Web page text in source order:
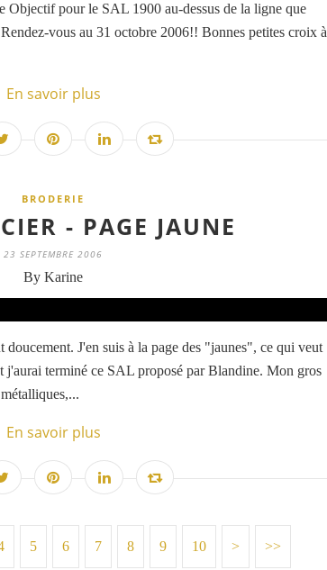
Objectif pour le SAL 1900 au-dessus de la ligne que
vous au 31 octobre 2006!! Bonnes petites croix à
En savoir plus
BRODERIE
- PAGE JAUNE
23 SEPTEMBRE 2006
By Karine
doucement. J'en suis à la page des "jaunes", ce qui veut
j'aurai terminé ce SAL proposé par Blandine. Mon gros
En savoir plus
5 6 7 8 9 10 > >>